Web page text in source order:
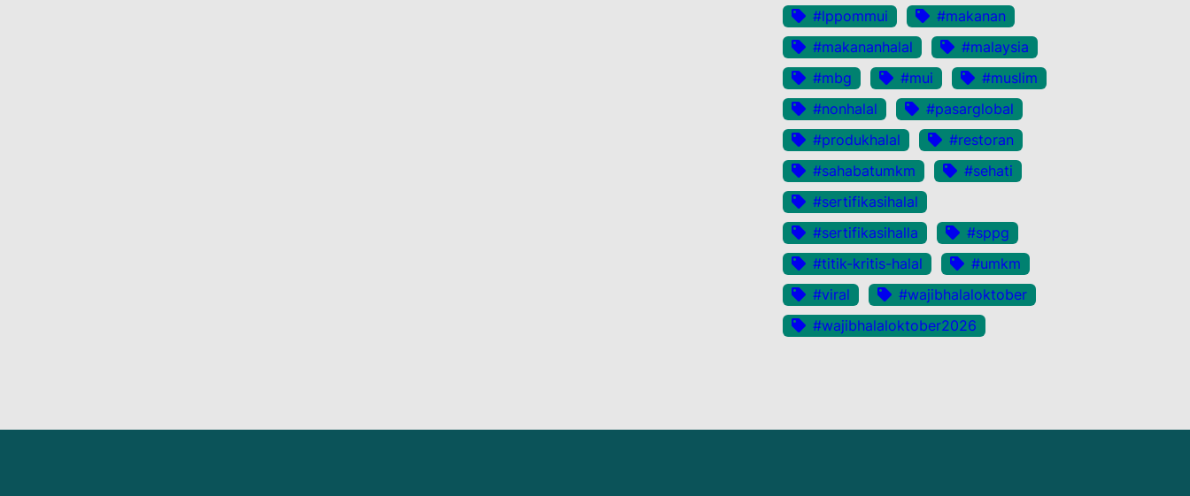
#lppommui
#makanan
#makananhalal
#malaysia
#mbg
#mui
#muslim
#nonhalal
#pasarglobal
#produkhalal
#restoran
#sahabatumkm
#sehati
#sertifikasihalal
#sertifikasihalla
#sppg
#titik-kritis-halal
#umkm
#viral
#wajibhalaloktober
#wajibhalaloktober2026